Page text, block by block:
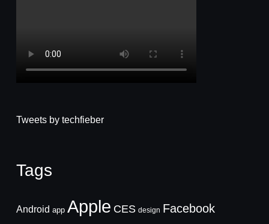
Tweets by techfieber
Tags
Android app Apple CES design Facebook